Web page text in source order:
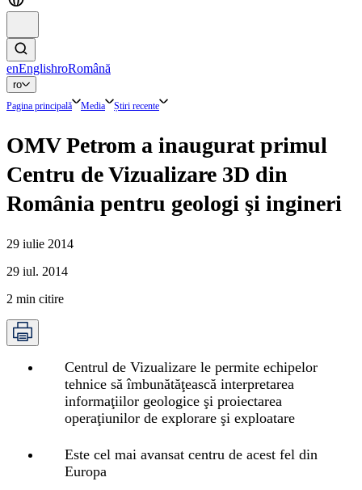
enEnglishroRomână
ro
Pagina principală Media Știri recente
OMV Petrom a inaugurat primul
Centru de Vizualizare 3D din
România pentru geologi şi ingineri
29 iulie 2014
29 iul. 2014
2 min citire
Centrul de Vizualizare le permite echipelor
tehnice să îmbunătăţească interpretarea
informaţiilor geologice şi proiectarea
operaţiunilor de explorare şi exploatare
Este cel mai avansat centru de acest fel din
Europa